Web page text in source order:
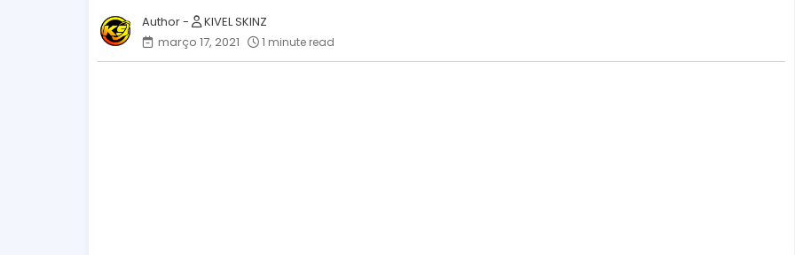
KIVEL SKINZ
março 17, 2021
1 minute read